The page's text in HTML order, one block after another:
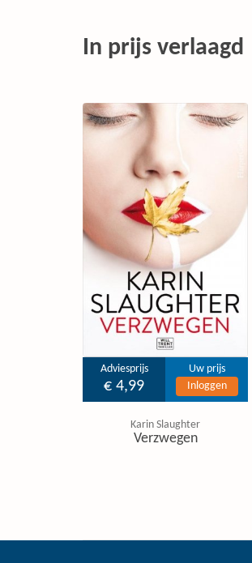
In prijs verlaagd
Adviesprijs
€ 4,99
Uw prijs
Inloggen
Karin Slaughter
Verzwegen